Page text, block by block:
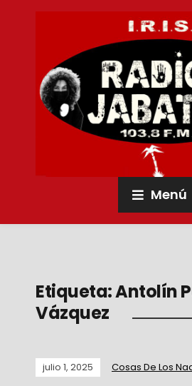
Menú
Etiqueta:Antolín
Vázquez
julio 1, 2025 Cosas De Los